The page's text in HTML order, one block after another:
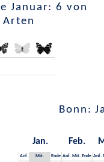
Januar: 6 von
Arten
Bonn:
Jan. Feb.
Anf. Mit. Ende Anf. Mit. Ende Anf.